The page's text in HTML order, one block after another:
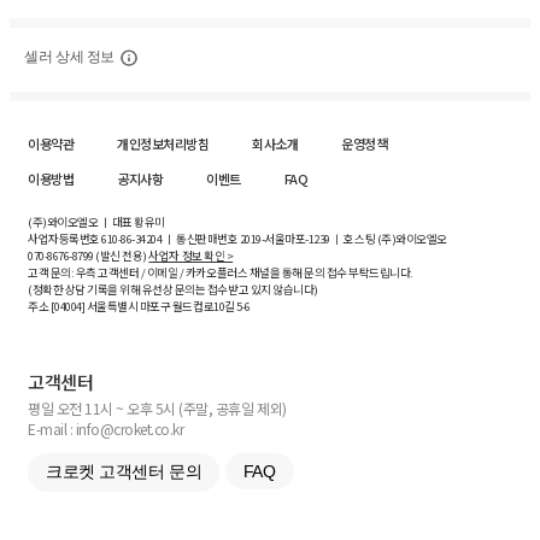
셀러 상세 정보
이용약관 개인정보처리방침 회사소개
운영정책
이용방법
공지사항 이벤트 FAQ
(주)와이오엘오 ㅣ 대표 황유미
사업자등록번호610-86-34204ㅣ 통신판매번호 2019-서울마포-1239 ㅣ 호스팅 (주)와이오엘오
070-8676-8799 (발신 전용)사업자 정보 확인 >
고객 문의: 우측 고객센터 / 이메일 / 카카오플러스 채널을 통해 문의 접수 부탁드립니다.
(정확한 상담 기록을 위해 유선상 문의는 접수받고 있지 않습니다)
주소 [04004] 서울특별시 마포구 월드컵로10길5-6
고객센터
평일 오전 11시 ~ 오후 5시 (주말, 공휴일 제외)
E-mail : info@croket.co.kr
크로켓 고객센터 문의 FAQ